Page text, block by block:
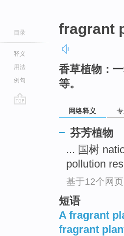
目录
释义
用法
例句
fragrant
香草植物：
等。
网络释义
芬芳植物
... 国树
pollution
基于12个网页
短语
A fragrant
fragrant